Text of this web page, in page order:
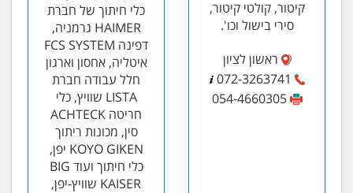
קיטור, קולטי קיטור,
סירי בישול וכו'.
ראשון לציון
072-3263741
054-4660305
כלי חיתוך של חברת
HAIMER גרמניה,
דפינה FCS SYSTEM
איטליה, אחסון וארגון
חלל עבודה חברת
LISTA שוויץ, כלי
חריטה ACHTECK
סין, מכונות ריתוך
KOYO GIKEN יפן,
כלי חיתוך ועוד BIG
KAISER שוויץ-יפן,